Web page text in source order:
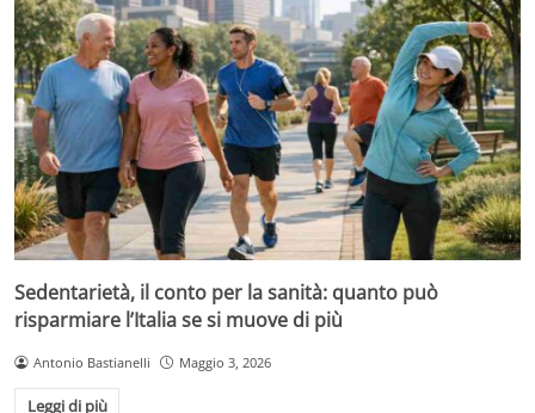
Sedentarietà, il conto per la sanità: quanto può
risparmiare l’Italia se si muove di più
Antonio Bastianelli Maggio 3, 2026
Leggi di più